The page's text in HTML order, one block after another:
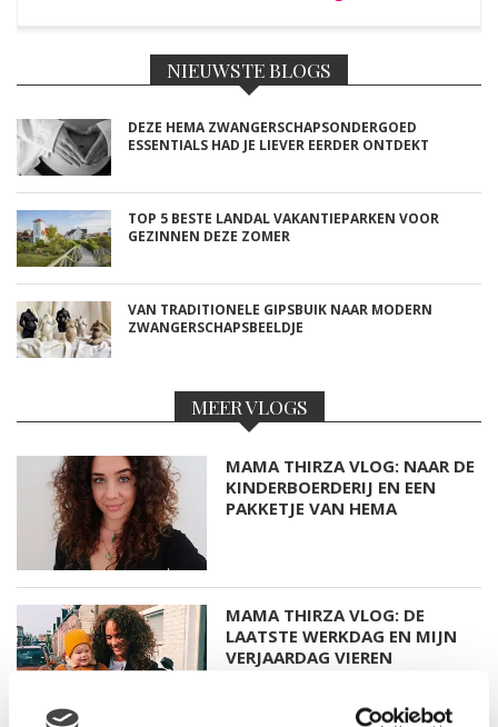
NIEUWSTE BLOGS
DEZE HEMA ZWANGERSCHAPSONDERGOED
ESSENTIALS HAD JE LIEVER EERDER ONTDEKT
TOP 5 BESTE LANDAL VAKANTIEPARKEN VOOR
GEZINNEN DEZE ZOMER
VAN TRADITIONELE GIPSBUIK NAAR MODERN
ZWANGERSCHAPSBEELDJE
MEER VLOGS
MAMA THIRZA VLOG: NAAR DE
KINDERBOERDERIJ EN EEN
PAKKETJE VAN HEMA
MAMA THIRZA VLOG: DE
LAATSTE WERKDAG EN MIJN
VERJAARDAG VIEREN